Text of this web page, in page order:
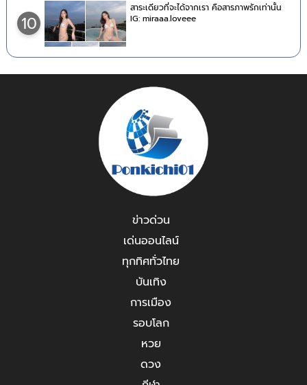
10
สาระเดียวที่จะได้จากเรา คือสารภาพรักเท่านั้น
IG: miraaa.loveee
ข่าวด่วน
เด่นออนไลน์
ทุกทิศทั่วไทย
บันเทิง
การเมือง
รอบโลก
หวย
ดวง